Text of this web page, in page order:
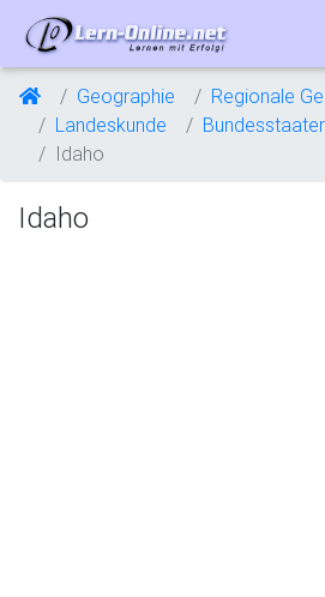
Geographie
Regionale
Landeskunde
Idaho
Idaho